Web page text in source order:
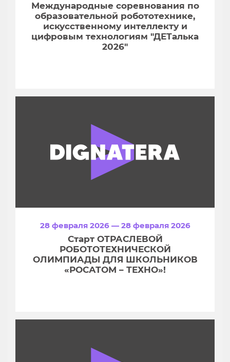
Международные соревнования по
образовательной робототехнике,
искусственному интеллекту и
цифровым технологиям "ДЕТалька
2026"
28 февраля 2026 — 28 февраля 2026
Старт ОТРАСЛЕВОЙ
РОБОТОТЕХНИЧЕСКОЙ
ОЛИМПИАДЫ ДЛЯ ШКОЛЬНИКОВ
«РОСАТОМ – ТЕХНО»!